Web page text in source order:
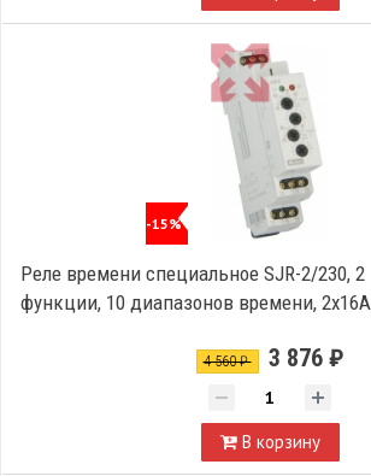
-15%
Реле времени специальное SJR-2/230, 2
функции, 10 диапазонов времени, 2х16А
4 560 ₽ 3 876 ₽
В корзину